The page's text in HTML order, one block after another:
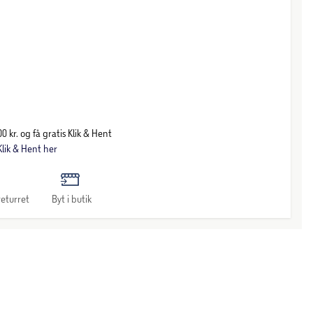
kr. og få gratis Klik & Hent
& Hent her
Byt i butik